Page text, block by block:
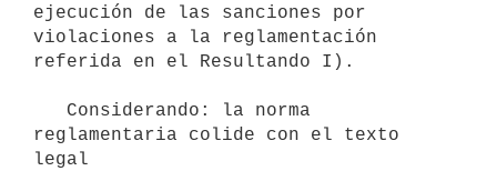
ejecución de las sanciones por
violaciones a la reglamentación
referida en el Resultando I).
reglamentaria colide con el texto
legal